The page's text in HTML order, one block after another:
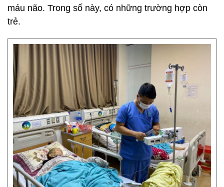
máu não. Trong số này, có những trường hợp còn
trẻ.